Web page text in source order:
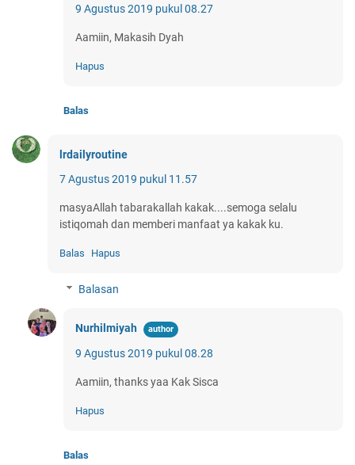
9 Agustus 2019 pukul 08.27
Aamiin, Makasih Dyah
Hapus
Balas
lrdailyroutine
7 Agustus 2019 pukul 11.57
masyaAllah tabarakallah kakak....semoga selalu
istiqomah dan memberi manfaat ya kakak ku.
Balas Hapus
Balasan
Nurhilmiyah
9 Agustus 2019 pukul 08.28
Aamiin, thanks yaa Kak Sisca
Hapus
Balas